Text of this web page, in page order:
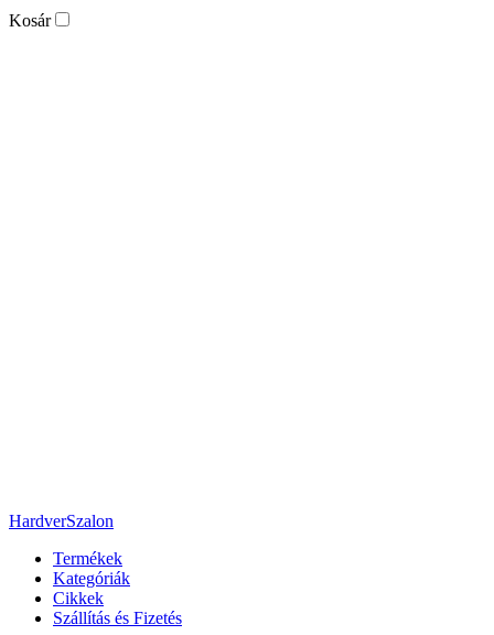
Kosár
HardverSzalon
Termékek
Kategóriák
Cikkek
Szállítás és Fizetés